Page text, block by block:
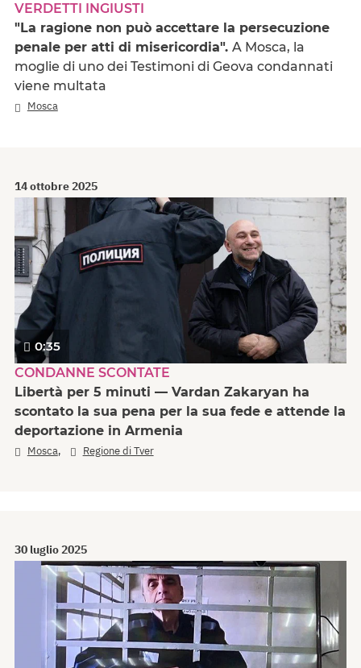
VERDETTI INGIUSTI
"La ragione non può accettare la persecuzione
penale per atti di misericordia". A Mosca, la
moglie di uno dei Testimoni di Geova condannati
viene multata
Mosca
14 ottobre 2025
0:35
CONDANNE SCONTATE
Libertà per 5 minuti — Vardan Zakaryan ha
scontato la sua pena per la sua fede e attende la
deportazione in Armenia
Mosca, Regione di Tver
30 luglio 2025